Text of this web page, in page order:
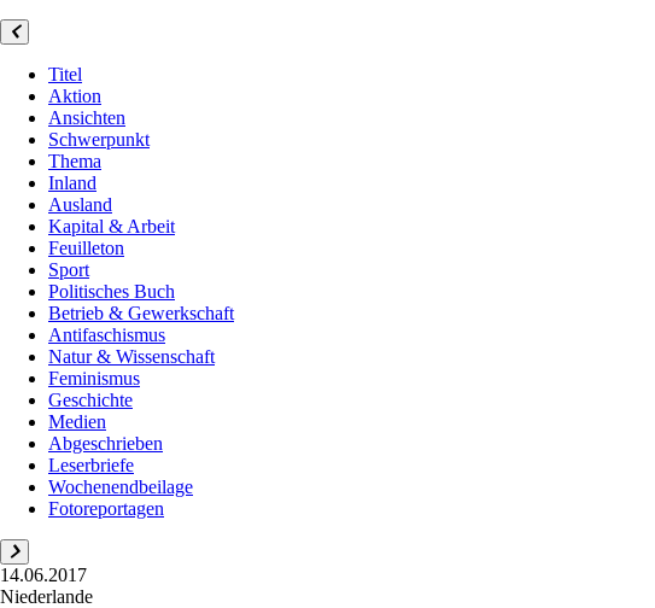
Titel
Aktion
Ansichten
Schwerpunkt
Thema
Inland
Ausland
Kapital & Arbeit
Feuilleton
Sport
Politisches Buch
Betrieb & Gewerkschaft
Antifaschismus
Natur & Wissenschaft
Feminismus
Geschichte
Medien
Abgeschrieben
Leserbriefe
Wochenendbeilage
Fotoreportagen
14.06.2017
Niederlande